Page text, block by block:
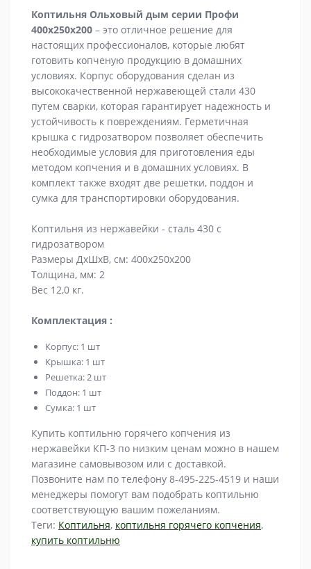
Коптильня Ольховый дым серии Профи
400х250х200 – это отличное решение для
настоящих профессионалов, которые любят
готовить копченую продукцию в домашних
условиях. Корпус оборудования сделан из
высококачественной нержавеющей стали 430
путем сварки, которая гарантирует надежность и
устойчивость к повреждениям. Герметичная
крышка с гидрозатвором позволяет обеспечить
необходимые условия для приготовления еды
методом копчения и в домашних условиях. В
комплект также входят две решетки, поддон и
сумка для транспортировки оборудования.
Коптильня из нержавейки - сталь 430 с
гидрозатвором
Размеры ДхШхВ, см: 400х250х200
Толщина, мм: 2
Вес 12,0 кг.
Комплектация :
Корпус: 1 шт
Крышка: 1 шт
Решетка: 2 шт
Поддон: 1 шт
Сумка: 1 шт
Купить коптильню горячего копчения из
нержавейки КП-3 по низким ценам можно в нашем
магазине самовывозом или с доставкой.
Позвоните нам по телефону 8-495-225-4519 и наши
менеджеры помогут вам подобрать коптильню
соответствующую вашим пожеланиям.
Теги: Коптильня, коптильня горячего копчения,
купить коптильню